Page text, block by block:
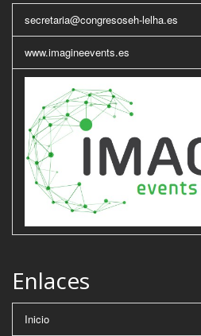
secretaria@congresoseh-lelha.es
www.imagineevents.es
Enlaces
Inicio